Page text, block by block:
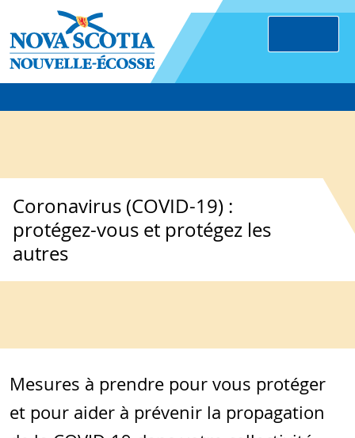
Coronavirus (COVID-19) :
protégez-vous et protégez les
autres
Mesures à prendre pour vous protéger
et pour aider à prévenir la propagation